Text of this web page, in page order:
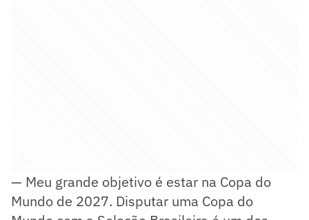
— Meu grande objetivo é estar na Copa do
Mundo de 2027. Disputar uma Copa do